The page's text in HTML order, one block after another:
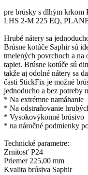
pre brúsky s dlhým
LHS 2-M 225 EQ,
Hrubé nátery sa
Brúsne kotúče Saphir sú
tmelených povrchoch a na
tapiet. Brúsne kotúče sú
takže aj odolné nátery sa
časti StickFix je možné
jednoducho a bez potreby
* Na extrémne namáhanie
* Na odstraňovanie
* Vysokovýkonné brúsivo
* na náročné podmienky
Technické parametre:
Zrnitosť P24
Priemer 225,00 mm
Kvalita brúsiva Saphir